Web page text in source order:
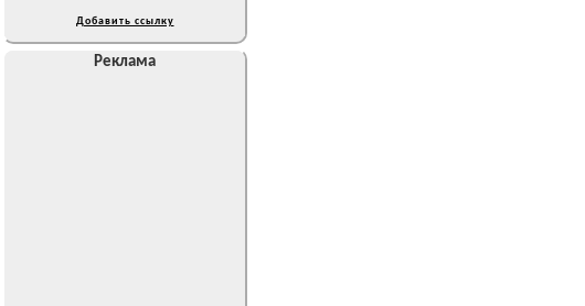
Добавить ссылку
Реклама